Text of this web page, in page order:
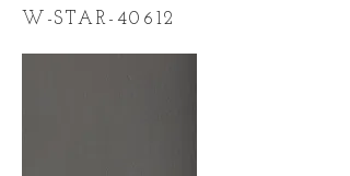
W-STAR-40612